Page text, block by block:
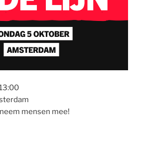
mensen mee!